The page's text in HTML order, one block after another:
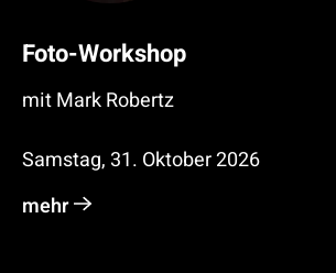
Foto-Workshop
mit Mark Robertz
Samstag, 31. Oktober 2026
mehr